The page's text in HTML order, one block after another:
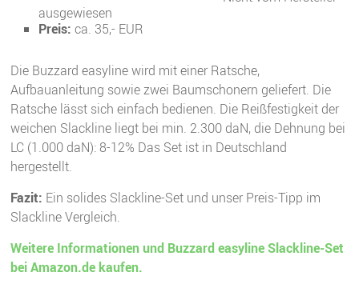
ausgewiesen
Preis: ca. 35,- EUR
Die Buzzard easyline wird mit einer Ratsche,
Aufbauanleitung sowie zwei Baumschonern geliefert. Die
Ratsche lässt sich einfach bedienen. Die Reißfestigkeit der
weichen Slackline liegt bei min. 2.300 daN, die Dehnung bei
LC (1.000 daN): 8-12% Das Set ist in Deutschland
hergestellt.
Fazit: Ein solides Slackline-Set und unser Preis-Tipp im
Slackline Vergleich.
Weitere Informationen und Buzzard easyline Slackline-Set
bei Amazon.de kaufen.